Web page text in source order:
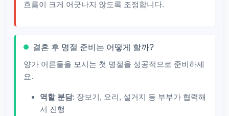
흐름이 크게 어긋나지 않도록 조정합니다.
결혼 후 명절 준비는 어떻게 할까?
양가 어른들을 모시는 첫 명절을 성공적으로 준비하세
요.
역할 분담: 장보기, 요리, 설거지 등 부부가 협력해
서 진행